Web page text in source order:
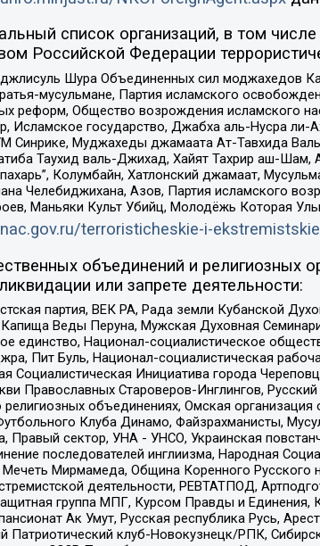
список организаций, в том
Российской Федерации
Шура Объединенных сил моджахедов
мусульмане, Партия исламского
реформ, Общество возрождения исламского
Исламское государство, Джабха аль-Нусра
Синрике, Муджахеды джамаата Ат-Тавхида
Таухид валь-Джихад, Хайят Тахрир аш-Шам,
Колумбайн, Хатлонский джамаат,
Челебиджихана, Азов, Партия исламского
Маньяки Культ Убийц, Молодёжь Которая
terroristicheskie-i-
объединений и религиозных
или запрете деятельности:
партия, ВЕК РА, Рада земли Кубанской
Веды Перуна, Мужская Духовная
единство, Национал-социалистическое
Пит Буль, Национал-социалистическая
Социалистическая Инициатива города
Православных Староверов-Инглингов,
объединениях, Омская
Клуба Динамо, Файзрахманисты,
Правый сектор, УНА - УНСО, Украинская
последователей инглиизма, Народная
Мирмамеда, Община Коренного
деятельности, РЕВТАТПОД,
группа МПГ, Курсом Правды и Единения,
Ак Умут, Русская республика Русь,
Патриотический клуб-Новокузнецк/РПК,